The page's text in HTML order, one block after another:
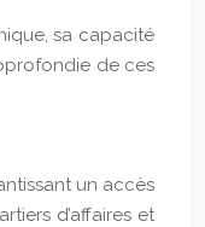
sa capacité
de ces
un accès
d’affaires et